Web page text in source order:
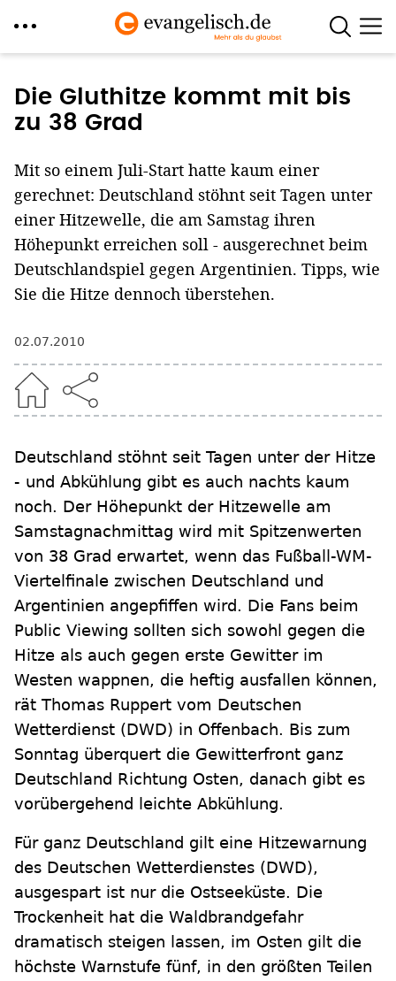
zum
Inhalt
Die Gluthitze kommt mit bis
zu 38 Grad
Mit so einem Juli-Start hatte kaum einer
gerechnet: Deutschland stöhnt seit Tagen unter
einer Hitzewelle, die am Samstag ihren
Höhepunkt erreichen soll - ausgerechnet beim
Deutschlandspiel gegen Argentinien. Tipps, wie
Sie die Hitze dennoch überstehen.
02.07.2010
Deutschland stöhnt seit Tagen unter der Hitze
- und Abkühlung gibt es auch nachts kaum
noch. Der Höhepunkt der Hitzewelle am
Samstagnachmittag wird mit Spitzenwerten
von 38 Grad erwartet, wenn das Fußball-WM-
Viertelfinale zwischen Deutschland und
Argentinien angepfiffen wird. Die Fans beim
Public Viewing sollten sich sowohl gegen die
Hitze als auch gegen erste Gewitter im
Westen wappnen, die heftig ausfallen können,
rät Thomas Ruppert vom Deutschen
Wetterdienst (DWD) in Offenbach. Bis zum
Sonntag überquert die Gewitterfront ganz
Deutschland Richtung Osten, danach gibt es
vorübergehend leichte Abkühlung.
Für ganz Deutschland gilt eine Hitzewarnung
des Deutschen Wetterdienstes (DWD),
ausgespart ist nur die Ostseeküste. Die
Trockenheit hat die Waldbrandgefahr
dramatisch steigen lassen, im Osten gilt die
höchste Warnstufe fünf, in den größten Teilen